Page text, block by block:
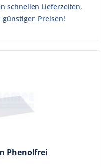
schnellen Lieferzeiten,
Preisen!
Phenolfrei